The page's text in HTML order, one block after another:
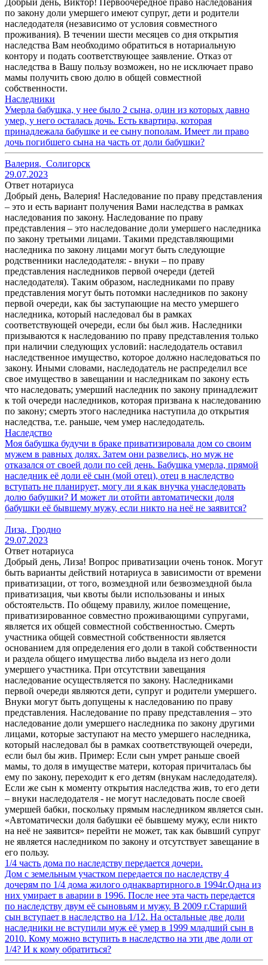
Добрый день, Виктор! Первоочередное право наследования
по закону доли умершего имеют супруг, дети и родители
наследодателя (независимо от условия совместного
проживания). В течении шести месяцев со дня открытия
наследства Вам необходимо обратиться в нотариальную
контору и подать соответствующее заявление. Отказ от
наследства в Вашу пользу возможен, но не исключает право
мамы получить свою долю в общей совместной
собственности.
Наследники
Умерла бабушка, у нее было 2 сына, один из которых давно
умер, у него осталась дочь. Есть квартира, которая
принадлежала бабушке и ее сыну пополам. Имеет ли право
дочь погибшего сына на часть от доли бабушки?
Валерия, Солигорск
29.07.2023
Ответ нотариуса
Добрый день, Валерия! Наследование по праву представления
– это и есть вариант получения Вами наследства в рамках
наследования по закону. Наследование по праву
представления – это наследование доли умершего наследника
по закону третьими лицами. Такими представляющими
наследника по закону лицами могут быть следующие
родственники наследодателя: - внуки – по праву
представления наследников первой очереди (детей
наследодателя). Таким образом, наследниками по праву
представления могут быть потомки наследников по закону
первой очереди, как бы заступающие на место умершего
наследника, который наследовал бы в рамках
соответствующей очереди, если бы был жив. Наследники
призываются к наследованию по праву представления только
при наличии следующих условий: наследодатель оставил
наследственное имущество, которое должно наследоваться по
закону. Иными словами, наследодатель не распределил все
свое имущество в завещании и наследникам по закону есть
что наследовать; умерший наследник по закону принадлежит
к той очереди наследников, которая призвана к наследованию
по закону; смерть этого наследника наступила до открытия
наследства, т.е. раньше, чем умер наследодатель.
Наследство
Моя бабушка будучи в браке приватизировала дом со своим
мужем в равных долях. Затем они развелись, но муж не
отказался от своей доли по сей день. Бабушка умерла, прямой
наследник её доли её сын (мой отец), отец в наследство
вступать не планирует, могу ли я как внучка унаследовать
долю бабушки? И может ли отойти автоматически доля
бабушки её бывшему мужу, если никто на неё не заявится?
Лиза, Гродно
29.07.2023
Ответ нотариуса
Добрый день, Лиза! Вопрос приватизации очень тонок. Могут
быть варианты действий нотариуса в зависимости от времени
приватизации, от того, возмездной или безвозмездной была
приватизация, чьи квоты были использованы и иных
обстоятельств. По общему правилу, жилое помещение,
приватизированное совместно проживающими супругами,
является их общей совместной собственностью. Смерть
участника общей совместной собственности является
основанием для определения его доли в такой собственности
и раздела общего имущества либо выдела из него доли
умершего участника. При отсутствии завещания
наследование осуществляется по закону. Наследниками
первой очереди являются дети, супруг и родители умершего.
Внуки могут быть допущены к наследованию по праву
представления. Наследование по праву представления – это
наследование доли умершего наследника по закону другими
лицами, которые заступают на место умершего наследника,
который наследовал бы в рамках соответствующей очереди,
если был бы жив. Пример: Если сын умрет раньше своей
мамы, то доля в имуществе матери, которая причиталась бы
ему по закону, переходит к его детям (внукам наследодателя).
Если же сын к моменту открытия наследства жив, то его дети
– внуки наследодателя - не могут наследовать после своей
умершей бабки, поскольку прямым наследником является сын.
«Автоматически доля бабушки её бывшему мужу, если никто
на неё не заявится» перейти не может, так как бывший супруг
не является наследником по закону и отсутствует завещание в
его пользу.
1/4 часть дома по наследству передается дочери.
Дом с земельным участком передается по наследству 4
дочерям по 1/4 дома жилого однаквартирного.в 1994г.Одна из
них умирает в аварии в 1996. После нее эта часть передается
по наследству двум её сыновьям и мужу. В 2009 г.Старший
сын вступает в наследство на 1/12. На остальные две доли
наследники не вступили муж её умер в 1999 младший сын в
2010. Кому можно вступить в наследство на эти две доли от
1/4? И к кому обратиться?